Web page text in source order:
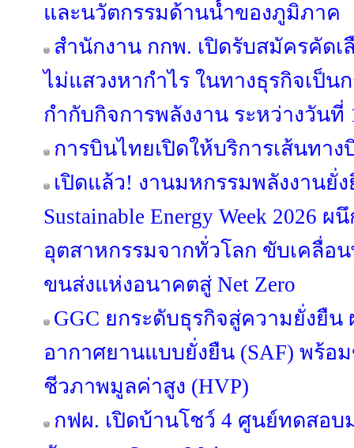
และนวัตกรรมด้านน้ำของภูมิภาค
สำนักงาน กกพ. เปิดรับสมัครคัด
ไม่แสวงหากำไร ในทางธุรกิจเป็น
กำกับกิจการพลังงาน ระหว่างวันที่
การบินไทยเปิดให้บริการเส้นทา
เปิดแล้ว! งานมหกรรมพลังงานยั่ง
Sustainable Energy Week 2026
อุตสาหกรรมจากทั่วโลก ขับเคลื่อ
ขนส่งแห่งอนาคตสู่ Net Zero
GGC ยกระดับธุรกิจสู่ความยั่งยืน
อากาศยานแบบยั่งยืน (SAF) พร้
ชีวภาพมูลค่าสูง (HVP)
กฟผ. เปิดบ้านโชว์ 4 ศูนย์ทดสอบ